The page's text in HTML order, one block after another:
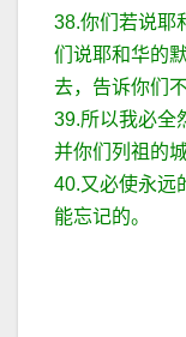
38.你们若说耶
们说耶和华的
去，告诉你们
39.所以我必全
并你们列祖的
40.又必使永远
能忘记的。